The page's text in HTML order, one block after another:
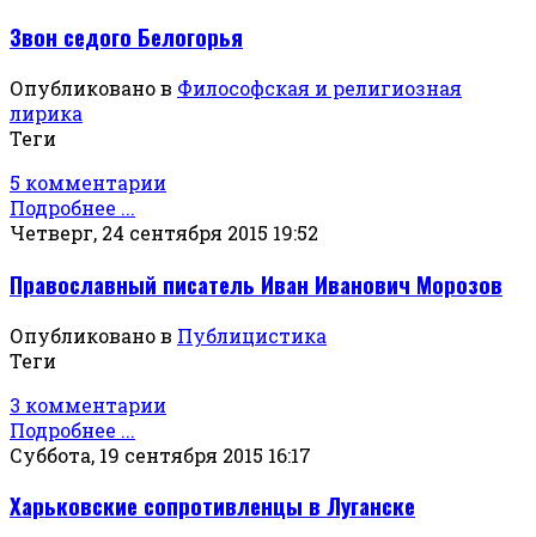
Звон седого Белогорья
Опубликовано в Философская и религиозная
лирика
Теги
5 комментарии
Подробнее ...
Четверг, 24 сентября 2015 19:52
Православный писатель Иван Иванович Морозов
Опубликовано в Публицистика
Теги
3 комментарии
Подробнее ...
Суббота, 19 сентября 2015 16:17
Харьковские сопротивленцы в Луганске